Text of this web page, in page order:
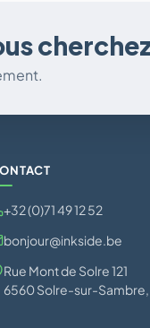
+32 (0)71 49 12 52
bonjour@inkside.be
Rue Mont de Solre 121
6560 Solre-sur-